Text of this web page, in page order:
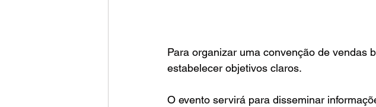
Para organizar uma convenção de vendas
estabelecer objetivos claros.
O evento servirá para disseminar